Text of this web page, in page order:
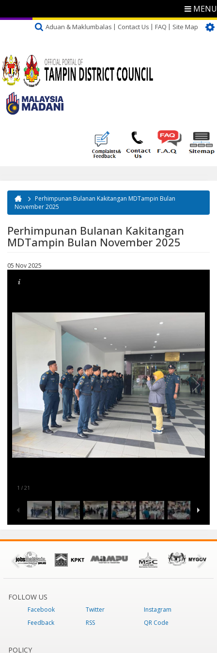
MENU
Aduan & Maklumbalas Contact Us FAQ Site Map
You are here
Perhimpunan Bulanan Kakitangan MDTampin Bulan
November 2025
Perhimpunan Bulanan Kakitangan
MDTampin Bulan November 2025
05 Nov 2025
1 / 21
FOLLOW US
Facebook Twitter
Instagram
Feedback
RSS QR Code
POLICY